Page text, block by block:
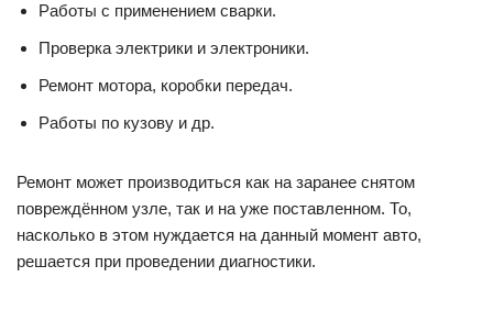
Работы с применением сварки.
Проверка электрики и электроники.
Ремонт мотора, коробки передач.
Работы по кузову и др.
Ремонт может производиться как на заранее снятом
повреждённом узле, так и на уже поставленном. То,
насколько в этом нуждается на данный момент авто,
решается при проведении диагностики.